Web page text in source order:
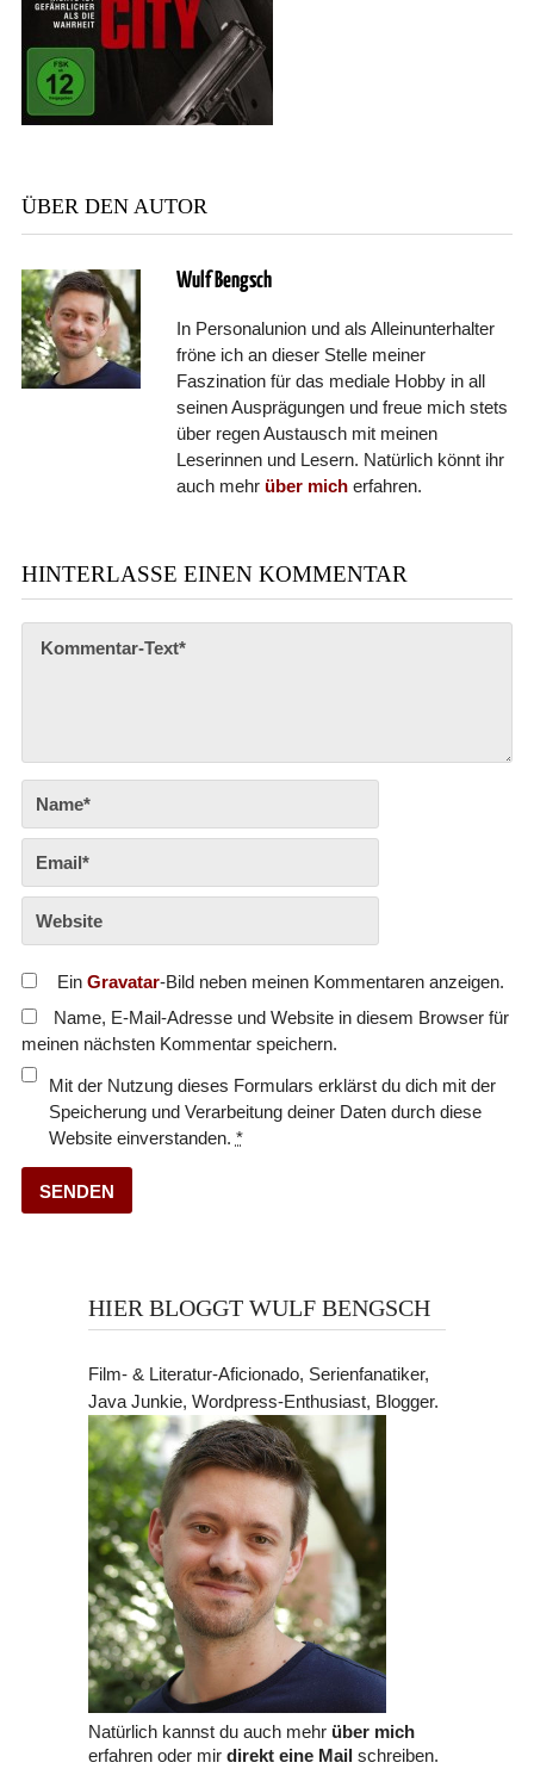
ÜBER DEN AUTOR
Wulf Bengsch
In Personalunion und als Alleinunterhalter
fröne ich an dieser Stelle meiner
Faszination für das mediale Hobby in all
seinen Ausprägungen und freue mich stets
über regen Austausch mit meinen
Leserinnen und Lesern. Natürlich könnt ihr
auch mehr über micherfahren.
HINTERLASSE EINEN KOMMENTAR
Ein Gravatar-Bild neben meinen Kommentaren anzeigen.
Name, E-Mail-Adresse und Website in diesem Browser für
meinen nächsten Kommentar speichern.
Mit der Nutzung dieses Formulars erklärst du dich mit der
Speicherung und Verarbeitung deiner Daten durch diese
Website einverstanden. *
HIER BLOGGT WULF BENGSCH
Film- & Literatur-Aficionado, Serienfanatiker,
Java Junkie, Wordpress-Enthusiast, Blogger.
Natürlich kannst du auch mehr über mich
erfahren oder mir direkt eine Mailschreiben.